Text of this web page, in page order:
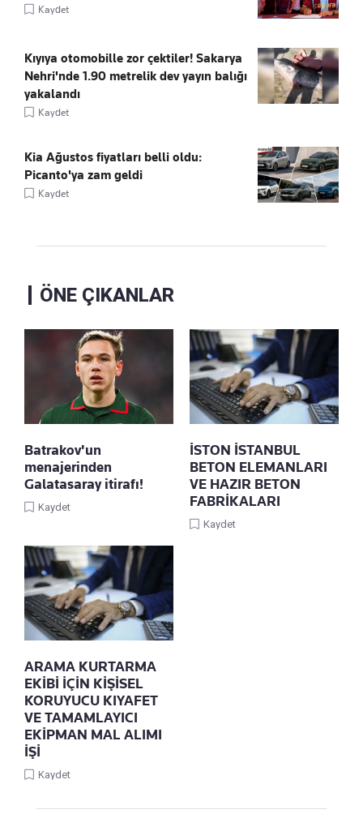
Kaydet
Kıyıya otomobille zor çektiler! Sakarya
Nehri'nde 1.90 metrelik dev yayın balığı
yakalandı
Kaydet
Kia Ağustos fiyatları belli oldu:
Picanto'ya zam geldi
Kaydet
ÖNE ÇIKANLAR
Batrakov'un
menajerinden
Galatasaray itirafı!
Kaydet
İSTON İSTANBUL
BETON ELEMANLARI
VE HAZIR BETON
FABRİKALARI
Kaydet
ARAMA KURTARMA
EKİBİ İÇİN KİŞİSEL
KORUYUCU KIYAFET
VE TAMAMLAYICI
EKİPMAN MAL ALIMI
İŞİ
Kaydet